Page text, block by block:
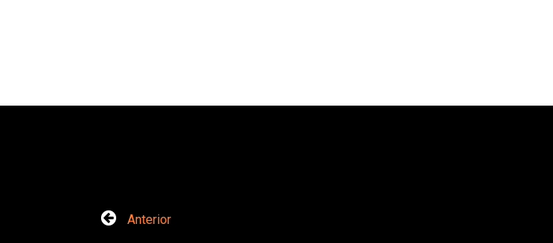
Anterior